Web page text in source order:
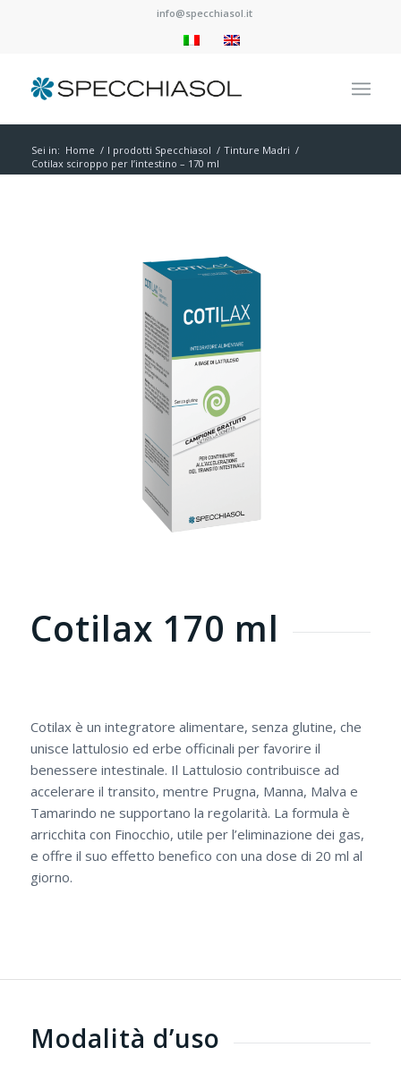
info@specchiasol.it
Sei in: Home / I prodotti Specchiasol / Tinture Madri /
Cotilax sciroppo per l’intestino – 170 ml
Cotilax 170 ml
Cotilax è un integratore alimentare, senza glutine, che
unisce lattulosio ed erbe officinali per favorire il
benessere intestinale. Il Lattulosio contribuisce ad
accelerare il transito, mentre Prugna, Manna, Malva e
Tamarindo ne supportano la regolarità. La formula è
arricchita con Finocchio, utile per l’eliminazione dei gas,
e offre il suo effetto benefico con una dose di 20 ml al
giorno.
Modalità d’uso